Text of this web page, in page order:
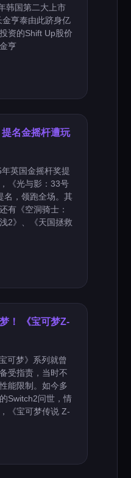
韩国第二大上市
亨泰由此跻身亿
资的Shift Up股价
亨
提名金摇杆遭玩
英国金摇杆奖提
《光与影：33号
名，领跑全场。其
有《空洞骑士：
2》、《天国拯救
！ 《宝可梦Z-
可梦》系列就曾
受指责，当时不
能限制。如今多
Switch2问世，情
《宝可梦传说 Z-